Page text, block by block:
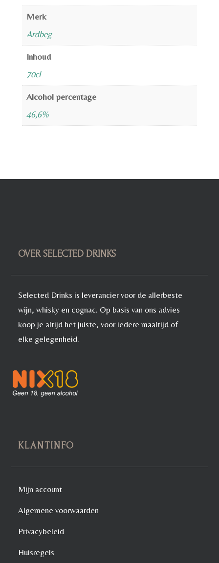
Merk
Ardbeg
Inhoud
70cl
Alcohol percentage
46,6%
OVER SELECTED DRINKS
Selected Drinks is leverancier voor de allerbeste
wijn, whisky en cognac. Op basis van ons advies
koop je altijd het juiste, voor iedere maaltijd of
elke gelegenheid.
KLANTINFO
Mijn account
Algemene voorwaarden
Privacybeleid
Huisregels